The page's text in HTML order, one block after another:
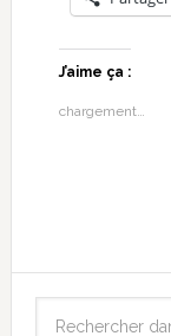
J’aime ça :
chargement…